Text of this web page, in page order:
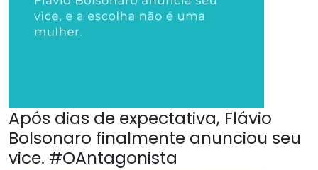
Após dias de expectativa, Flávio
Bolsonaro finalmente anunciou seu
vice. #OAntagonista